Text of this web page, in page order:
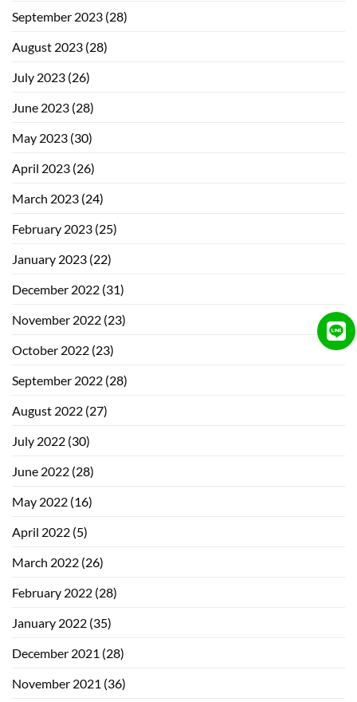
September 2023 (28)
August 2023 (28)
July 2023 (26)
June 2023 (28)
May 2023 (30)
April 2023 (26)
March 2023 (24)
February 2023 (25)
January 2023 (22)
December 2022 (31)
November 2022 (23)
October 2022 (23)
September 2022 (28)
August 2022 (27)
July 2022 (30)
June 2022 (28)
May 2022 (16)
April 2022 (5)
March 2022 (26)
February 2022 (28)
January 2022 (35)
December 2021 (28)
November 2021 (36)